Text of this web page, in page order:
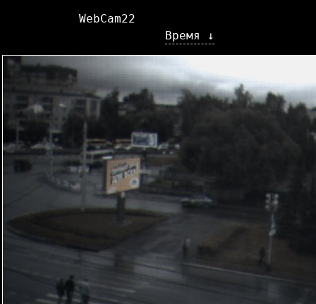
Время ↓
WebCam22